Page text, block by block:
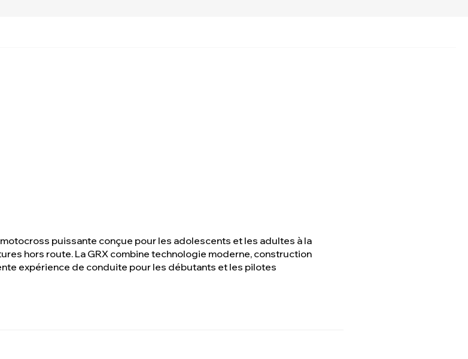
motocross puissante conçue pour les adolescents et les adultes à la
hors route. La GRX combine technologie moderne, construction
expérience de conduite pour les débutants et les pilotes